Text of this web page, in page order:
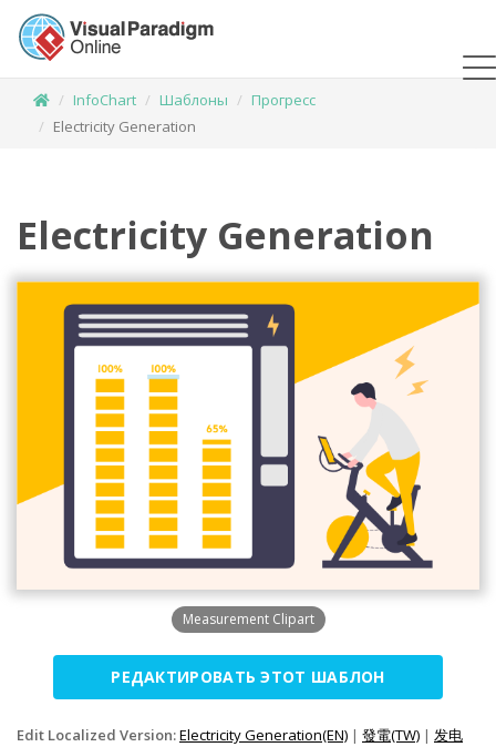
InfoChart Шаблоны
Прогресс
Electricity Generation
Electricity Generation
Measurement Clipart
РЕДАКТИРОВАТЬ ЭТОТ ШАБЛОН
Edit Localized Version:Electricity Generation(EN) | 發電(TW) | 发电